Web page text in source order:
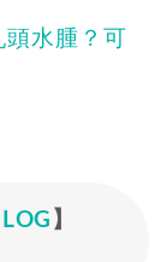
水腫？可
】